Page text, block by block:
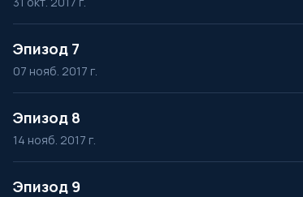
Эпизод 7
07 нояб. 2017 г.
Эпизод 8
14 нояб. 2017 г.
Эпизод 9